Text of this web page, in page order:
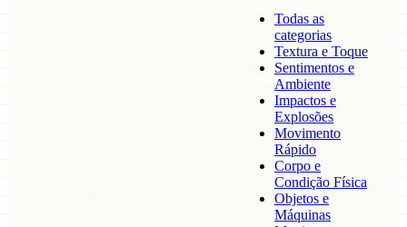
Todas as
categorias
Textura e Toque
Sentimentos e
Ambiente
Impactos e
Explosões
Movimento
Rápido
Corpo e
Condição Física
Objetos e
Máquinas